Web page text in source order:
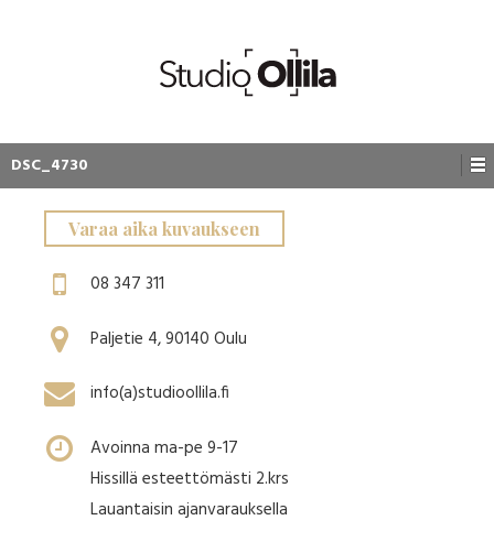
DSC_4730
Varaa aika kuvaukseen
08 347 311
Paljetie 4, 90140 Oulu
info(a)studioollila.fi
Avoinna ma-pe 9-17
Hissillä esteettömästi 2.krs
Lauantaisin ajanvarauksella